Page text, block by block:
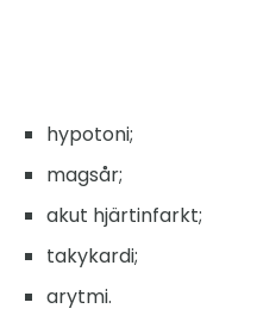
hypotoni;
magsår;
akut hjärtinfarkt;
takykardi;
arytmi.